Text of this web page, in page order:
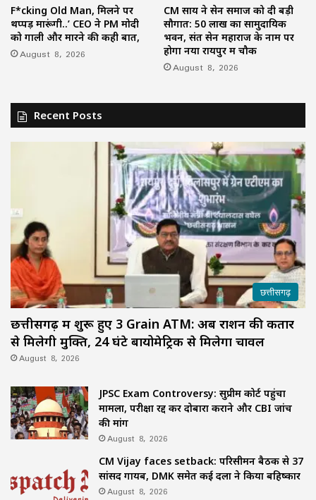
F*cking Old Man, मिलने पर
थप्पड़ मारूंगी..’ CEO ने PM मोदी
को गाली और मारने की कही बात,
August 8, 2026
CM साय ने सेन समाज को दी बड़ी
सौगात: 50 लाख का सामुदायिक
भवन, संत सेन महाराज के नाम पर
होगा नया रायपुर में चौक
August 8, 2026
Recent Posts
छत्तीसगढ़
छत्तीसगढ़ में शुरू हुए 3 Grain ATM: अब राशन की कतार
से मिलेगी मुक्ति, 24 घंटे बायोमेट्रिक से मिलेगा चावल
August 8, 2026
JPSC Exam Controversy: सुप्रीम कोर्ट पहुंचा
मामला, परीक्षा रद्द कर दोबारा कराने और CBI जांच
की मांग
August 8, 2026
CM Vijay faces setback: परिसीमन बैठक से 37
सांसद गायब, DMK समेत कई दलों ने किया बहिष्कार
August 8, 2026